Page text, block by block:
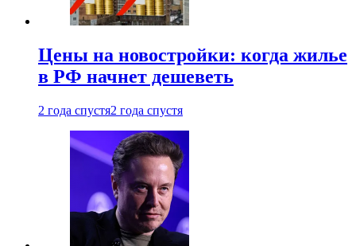
Цены на новостройки: когда жилье
в РФ начнет дешеветь
2 года спустя2 года спустя